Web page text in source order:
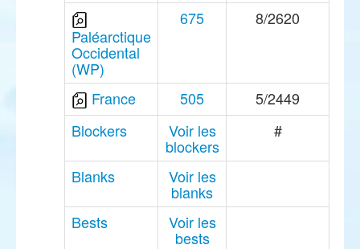
Paléarctique
Occidental
(WP)
675 8/2620
France 505
5/2449
Blockers
Voir les
blockers
#
Blanks Voir les
blanks
Bests
Voir les
bests